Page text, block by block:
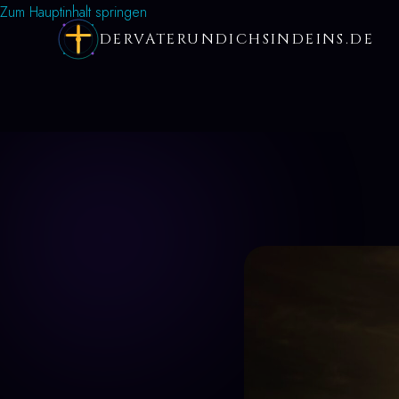
Zum Hauptinhalt springen
DERVATERUNDICHSINDEINS.DE